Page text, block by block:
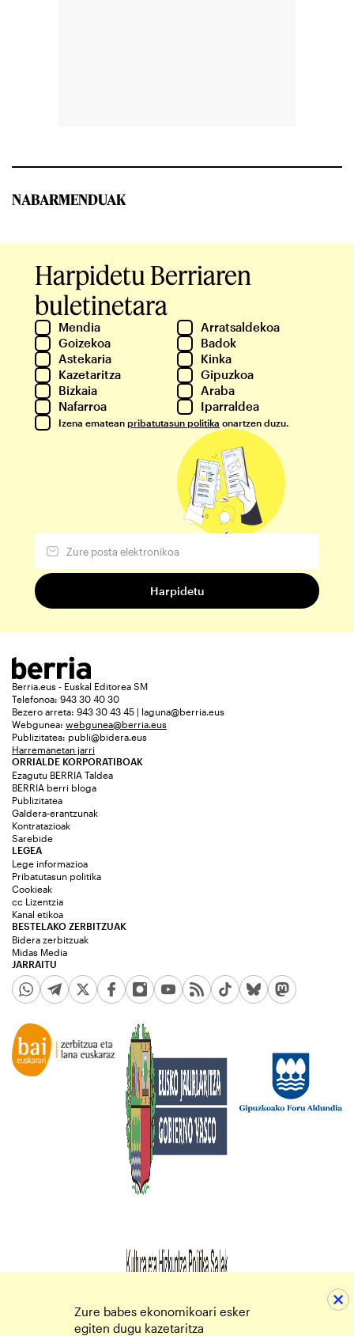
NABARMENDUAK
Harpidetu Berriaren
buletinetara
Mendia
Arratsaldekoa
Goizekoa
Badok
Astekaria
Kinka
Kazetaritza
Gipuzkoa
Bizkaia
Araba
Nafarroa
Iparraldea
Izena ematean pribatutasun politika onartzen duzu.
Berria.eus - Euskal Editorea SM
Telefonoa: 943 30 40 30
Bezero arreta: 943 30 43 45 | laguna@berria.eus
Webgunea: webgunea@berria.eus
Publizitatea: publi@bidera.eus
Harremanetan jarri
ORRIALDE KORPORATIBOAK
Ezagutu BERRIA Taldea
BERRIA berri bloga
Publizitatea
Galdera-erantzunak
Kontratazioak
Sarebide
JARRAITU
LEGEA
Lege informazioa
Pribatutasun politika
Cookieak
cc Lizentzia
Kanal etikoa
BESTELAKO ZERBITZUAK
Bidera zerbitzuak
Midas Media
Zure babes ekonomikoari esker
egiten dugu kazetaritza